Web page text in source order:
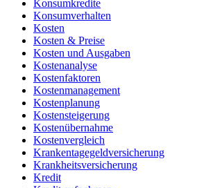
Konsumkredite
Konsumverhalten
Kosten
Kosten & Preise
Kosten und Ausgaben
Kostenanalyse
Kostenfaktoren
Kostenmanagement
Kostenplanung
Kostensteigerung
Kostenübernahme
Kostenvergleich
Krankentagegeldversicherung
Krankheitsversicherung
Kredit